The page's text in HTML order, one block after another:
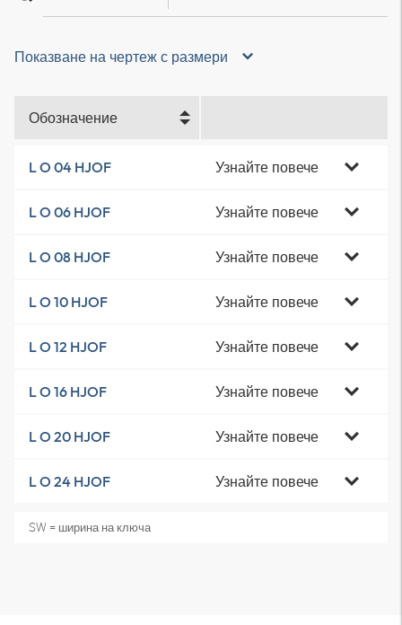
Показване на чертеж с размери
Обозначение
L O 04 HJOF Узнайте повече
L O 06 HJOF Узнайте повече
L O 08 HJOF Узнайте повече
L O 10 HJOF Узнайте повече
L O 12 HJOF Узнайте повече
L O 16 HJOF Узнайте повече
L O 20 HJOF Узнайте повече
L O 24 HJOF Узнайте повече
SW = ширина на ключа